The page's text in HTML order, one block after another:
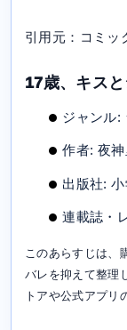
引用元：コミッ
17歳、キス
ジャンル:
作者: 夜神
出版社:
連載誌・
このあらすじは、
バレを抑えて整理
トアや公式アプリ